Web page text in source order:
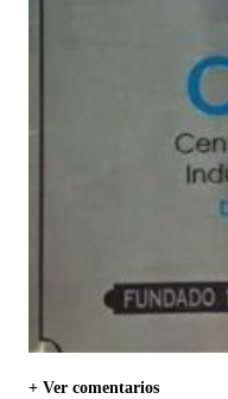
+ Ver comentarios